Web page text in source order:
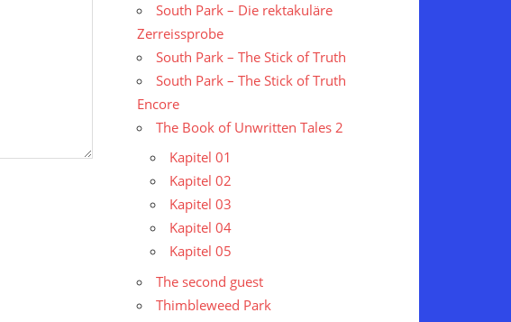
South Park – Die rektakuläre
Zerreissprobe
South Park – The Stick of Truth
South Park – The Stick of Truth
Encore
The Book of Unwritten Tales 2
Kapitel 01
Kapitel 02
Kapitel 03
Kapitel 04
Kapitel 05
The second guest
Thimbleweed Park